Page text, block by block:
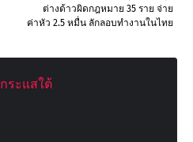
ต่างด้าวผิดกฎหมาย 35 ราย จ่าย
ค่าหัว 2.5 หมื่น ลักลอบทำงานในไทย
กระแสใต้